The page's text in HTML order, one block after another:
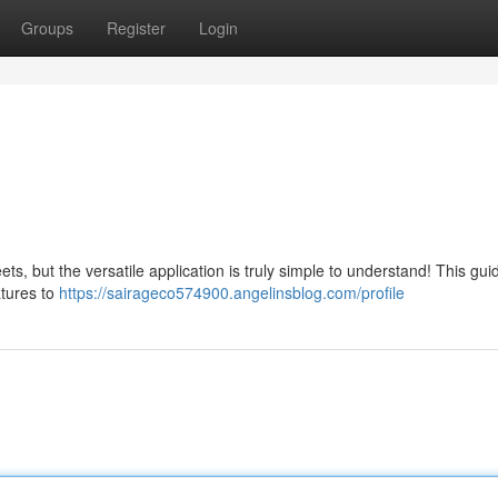
Groups Register Login
but the versatile application is truly simple to understand! This
to https://sairageco574900.angelinsblog.com/profile